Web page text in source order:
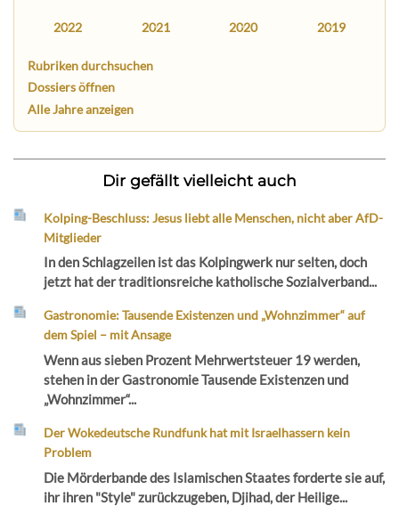
2022 2021 2020 2019
Rubriken durchsuchen
Dossiers öffnen
Alle Jahre anzeigen
Dir gefällt vielleicht auch
Kolping-Beschluss: Jesus liebt alle Menschen, nicht aber AfD-
Mitglieder
In den Schlagzeilen ist das Kolpingwerk nur selten, doch
jetzt hat der traditionsreiche katholische Sozialverband...
Gastronomie: Tausende Existenzen und „Wohnzimmer“ auf
dem Spiel – mit Ansage
Wenn aus sieben Prozent Mehrwertsteuer 19 werden,
stehen in der Gastronomie Tausende Existenzen und
„Wohnzimmer“...
Der Wokedeutsche Rundfunk hat mit Israelhassern kein
Problem
Die Mörderbande des Islamischen Staates forderte sie auf,
ihr ihren "Style" zurückzugeben, Djihad, der Heilige...